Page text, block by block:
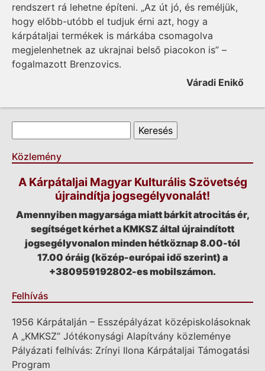
rendszert rá lehetne építeni. „Az út jó, és reméljük,
hogy előbb-utóbb el tudjuk érni azt, hogy a
kárpátaljai termékek is márkába csomagolva
megjelenhetnek az ukrajnai belső piacokon is” –
fogalmazott Brenzovics.
Váradi Enikő
Keresés űrlap
Közlemény
A Kárpátaljai Magyar Kulturális Szövetség
újraindítja jogsegélyvonalát!
Amennyiben magyarsága miatt bárkit atrocitás ér,
segítséget kérhet a KMKSZ által újraindított
jogsegélyvonalon minden hétköznap 8.00-tól
17.00 óráig (közép-európai idő szerint) a
+380959192802-es mobilszámon.
Felhívás
1956 Kárpátalján – Esszépályázat középiskolásoknak
A „KMKSZ” Jótékonysági Alapítvány közleménye
Pályázati felhívás: Zrínyi Ilona Kárpátaljai Támogatási
Program